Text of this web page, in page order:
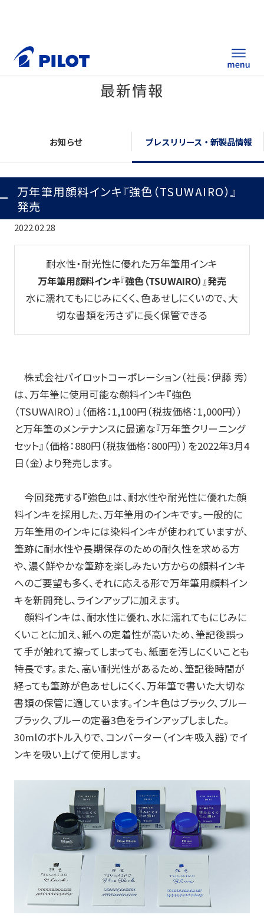
製品情報
替え芯サイト
総合カタログ
玩具
産業資材
企業情報
企業情報TOP
IR情報
サステナビリティ情報
お知らせ
プレスリリース・新製品情報
パイロットのパーパス
ピックアップ
採用情報
サポート
よくある質問
お問い合わせ
筆記具修理
使用説明書
使い方動画
最新情報
お知らせ プレスリリース・新製品情報
万年筆用顔料インキ『強色（TSUWAIRO）』
発売
2022.02.28
耐水性・耐光性に優れた万年筆用インキ
万年筆用顔料インキ『強色（TSUWAIRO）』発売
水に濡れてもにじみにくく、色あせしにくいので、大
切な書類を汚さずに長く保管できる
株式会社パイロットコーポレーション（社長：伊藤 秀）
は、万年筆に使用可能な顔料インキ『強色
（TSUWAIRO）』（価格：1,100円（税抜価格：1,000円））
と万年筆のメンテナンスに最適な『万年筆クリーニング
セット』（価格：880円（税抜価格：800円））を2022年3月4
日（金）より発売します。
今回発売する『強色』は、耐水性や耐光性に優れた顔
料インキを採用した、万年筆用のインキです。一般的に
万年筆用のインキには染料インキが使われていますが、
筆跡に耐水性や長期保存のための耐久性を求める方
や、濃く鮮やかな筆跡を楽しみたい方からの顔料インキ
へのご要望も多く、それに応える形で万年筆用顔料イン
キを新開発し、ラインアップに加えます。
顔料インキは、耐水性に優れ、水に濡れてもにじみに
くいことに加え、紙への定着性が高いため、筆記後誤っ
て手が触れて擦ってしまっても、紙面を汚しにくいことも
特長です。また、高い耐光性があるため、筆記後時間が
経っても筆跡が色あせしにくく、万年筆で書いた大切な
書類の保管に適しています。インキ色はブラック、ブルー
ブラック、ブルーの定番3色をラインアップしました。
30mlのボトル入りで、コンバーター（インキ吸入器）でイ
ンキを吸い上げて使用します。